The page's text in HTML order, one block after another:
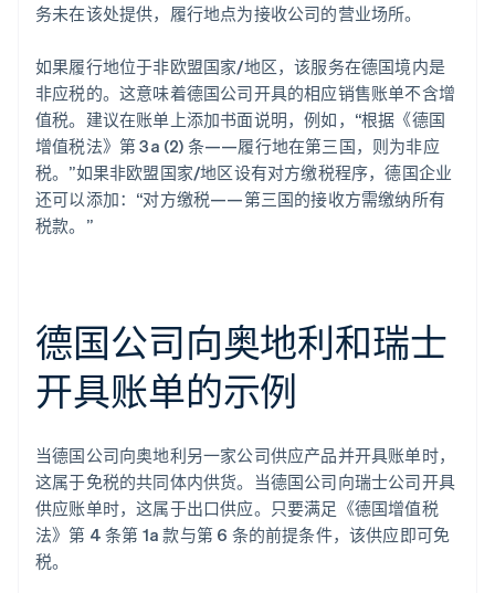
务未在该处提供，履行地点为接收公司的营业场所。
如果履行地位于非欧盟国家/地区，该服务在德国境内是
非应税的。这意味着德国公司开具的相应销售账单不含增
值税。建议在账单上添加书面说明，例如，“根据《德国
增值税法》第 3a (2) 条——履行地在第三国，则为非应
税。”如果非欧盟国家/地区设有对方缴税程序，德国企业
还可以添加：“对方缴税——第三国的接收方需缴纳所有
税款。”
德国公司向奥地利和瑞士
开具账单的示例
当德国公司向奥地利另一家公司供应产品并开具账单时，
这属于免税的共同体内供货。当德国公司向瑞士公司开具
供应账单时，这属于出口供应。只要满足《德国增值税
法》第 4 条第 1a 款与第 6 条的前提条件，该供应即可免
税。